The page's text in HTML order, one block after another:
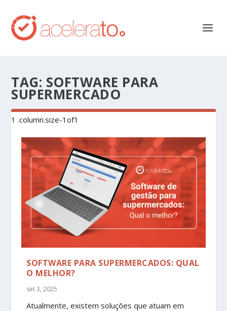
TAG: SOFTWARE PARA
SUPERMERCADO
SOFTWARE PARA SUPERMERCADOS: QUAL
O MELHOR?
set 3, 2025
Atualmente, existem soluções que atuam em